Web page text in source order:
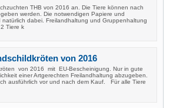
THB von 2016 an. Die Tiere können nach
werden. Die notwendigen Papiere und
dabei. Freilandhaltung und Gruppenhaltung
Tiere k
von 2016
von 2016 mit EU-Bescheinigung. Nur in gute
einer Artgerechten Freilandhaltung abzugeben.
ausführlich vor und nach dem Kauf. Für alle Tiere